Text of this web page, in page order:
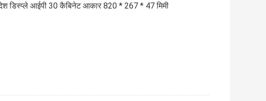
डिस्प्ले आईपी 30 कैबिनेट आकार 820 * 267 * 47 मिमी